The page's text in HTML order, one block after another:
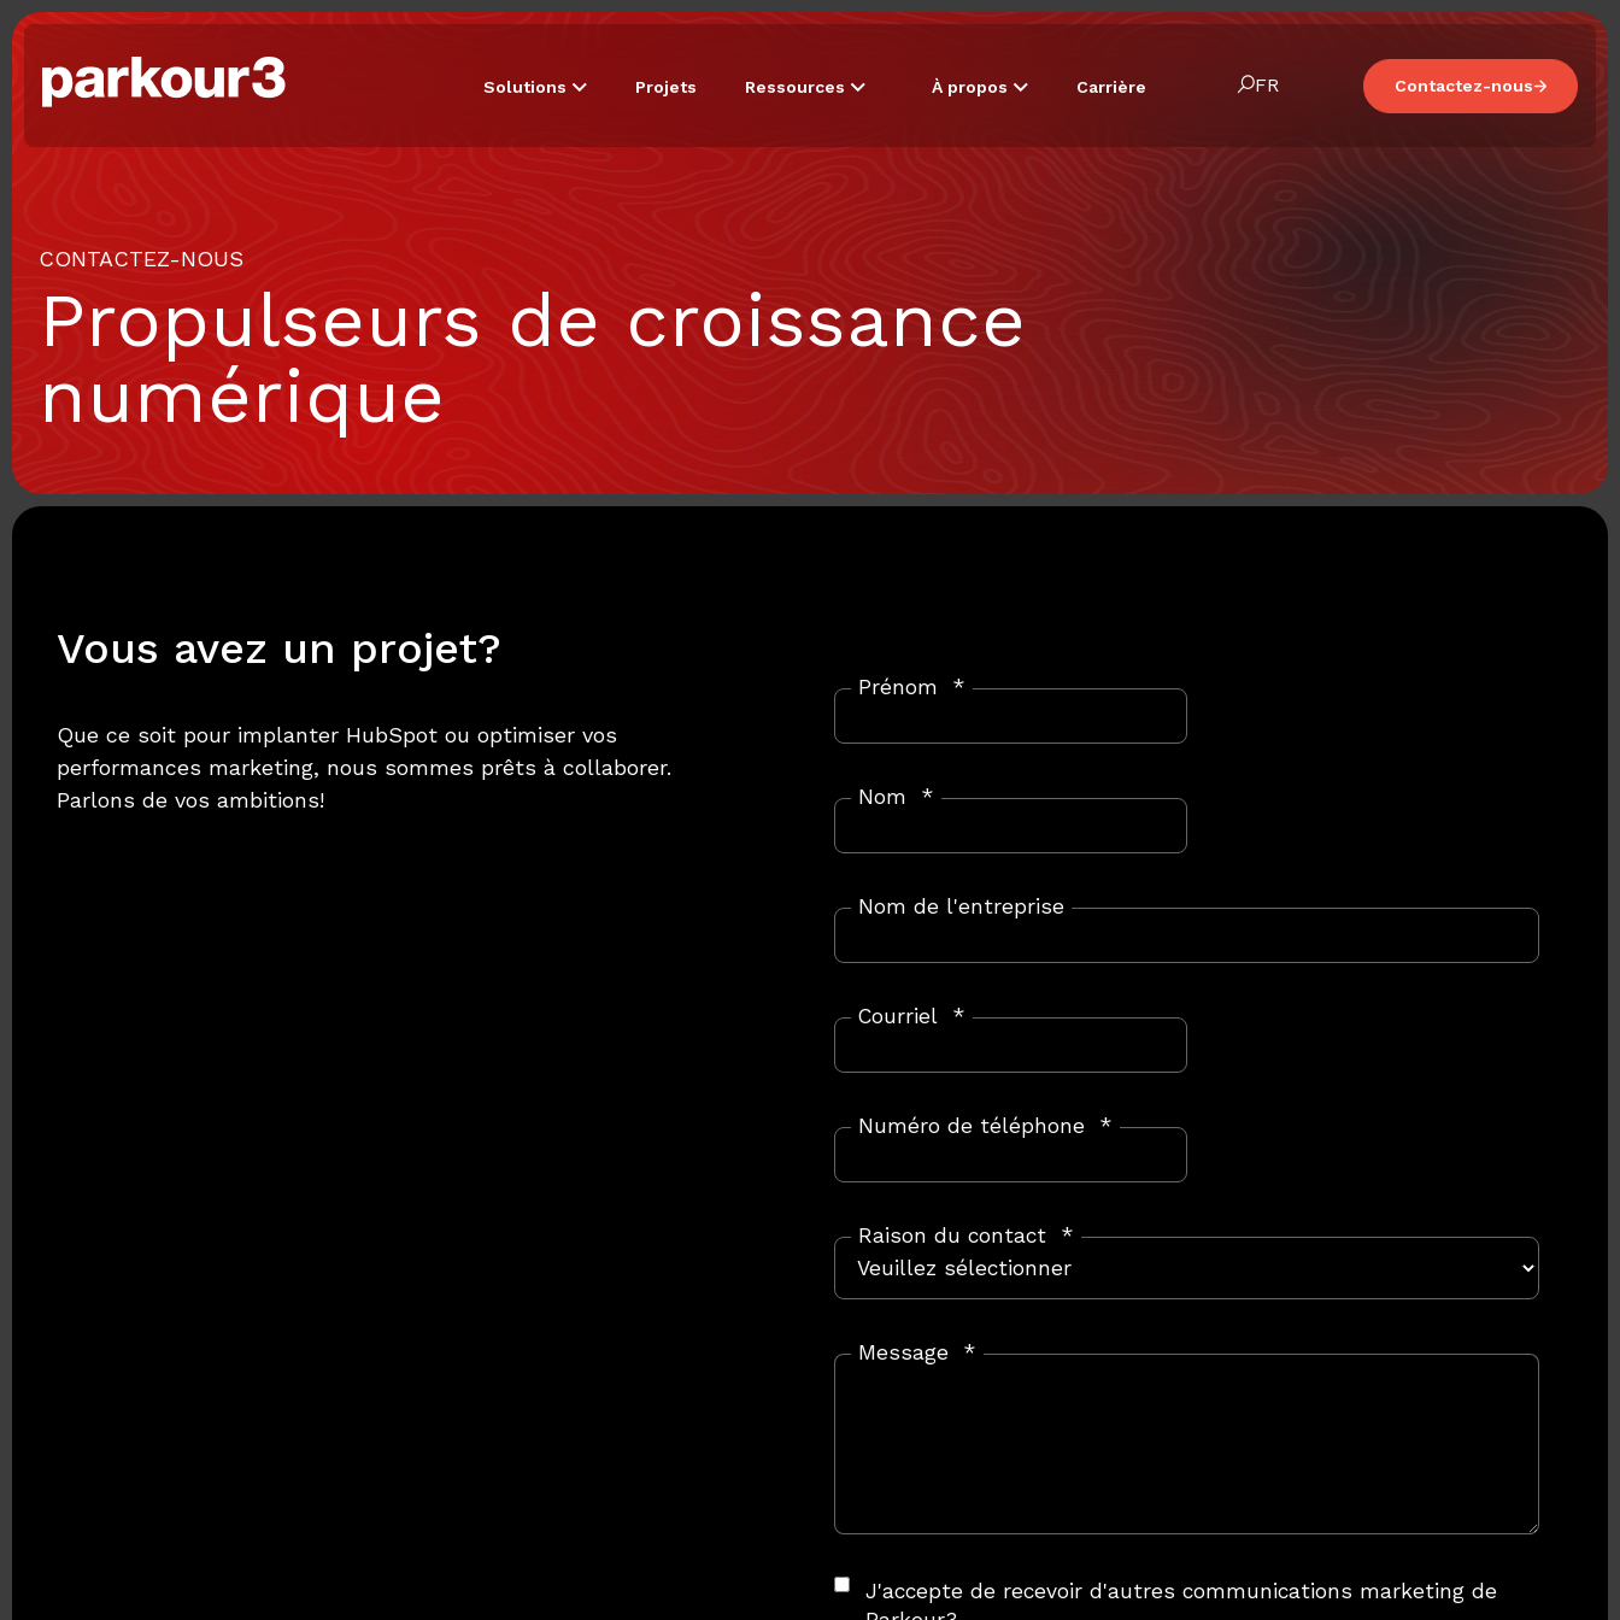
Solutions Projets Ressources À propos Carrière FR Contactez-nous
CONTACTEZ-NOUS
Propulseurs de croissance
numérique
Vous avez un projet?
Que ce soit pour implanter HubSpot ou optimiser vos
performances marketing, nous sommes prêts à collaborer.
Parlons de vos ambitions!
Prénom *
Nom *
Nom de l'entreprise
Courriel *
Numéro de téléphone *
Raison du contact *
Message *
J'accepte de recevoir d'autres communications marketing de